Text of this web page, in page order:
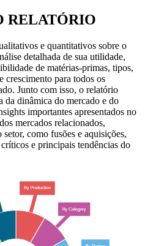
RELATÓRIO
e quantitativos sobre o
detalhada de sua utilidade,
de matérias-primas, tipos,
crescimento para todos os
Junto com isso, o relatório
da dinâmica do mercado e do
importantes apresentados no
mercados relacionados,
como fusões e aquisições,
e principais tendências do